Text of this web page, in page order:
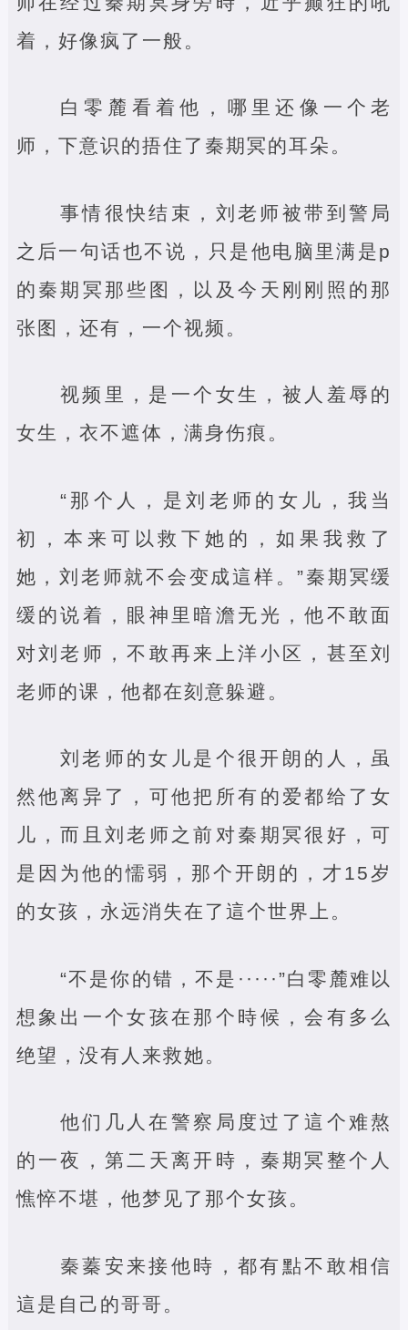
着，好像疯了一般。
白零麓看着他，哪里还像一个老
师，下意识的捂住了秦期冥的耳朵。
事情很快结束，刘老师被带到警局
之后一句话也不说，只是他电脑里满是p
的秦期冥那些图，以及今天刚刚照的那
张图，还有，一个视频。
视频里，是一个女生，被人羞辱的
女生，衣不遮体，满身伤痕。
“那个人，是刘老师的女儿，我当
初，本来可以救下她的，如果我救了
她，刘老师就不会变成這样。”秦期冥缓
缓的说着，眼神里暗澹无光，他不敢面
对刘老师，不敢再来上洋小区，甚至刘
老师的课，他都在刻意躲避。
刘老师的女儿是个很开朗的人，虽
然他离异了，可他把所有的爱都给了女
儿，而且刘老师之前对秦期冥很好，可
是因为他的懦弱，那个开朗的，才15岁
的女孩，永远消失在了這个世界上。
“不是你的错，不是·····”白零麓难以
想象出一个女孩在那个時候，会有多么
绝望，没有人来救她。
他们几人在警察局度过了這个难熬
的一夜，第二天离开時，秦期冥整个人
憔悴不堪，他梦见了那个女孩。
秦蓁安来接他時，都有點不敢相信
這是自己的哥哥。